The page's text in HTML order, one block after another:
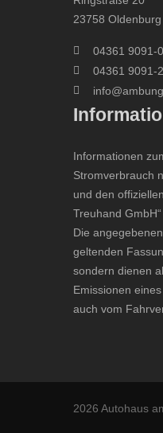
23758 Oldenburg
04361 9091-0
04361 9091-
Informationen
Stromverbrauch
und den
Treuhand
Die
geltenden
sondern dienen
Emissionen
auch vom
2026 Autohaus